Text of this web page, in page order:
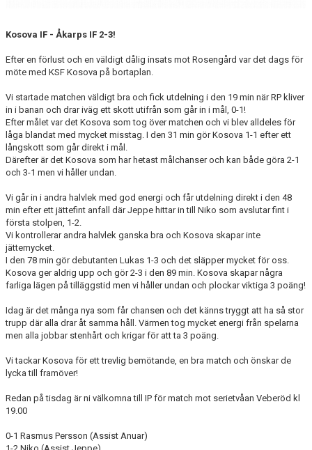
Kosova IF - Åkarps IF 2-3!
Efter en förlust och en väldigt dålig insats mot Rosengård var det dags för
möte med KSF Kosova på bortaplan.
Vi startade matchen väldigt bra och fick utdelning i den 19 min när RP kliver
in i banan och drar iväg ett skott utifrån som går in i mål, 0-1!
Efter målet var det Kosova som tog över matchen och vi blev alldeles för
låga blandat med mycket misstag. I den 31 min gör Kosova 1-1 efter ett
långskott som går direkt i mål.
Därefter är det Kosova som har hetast målchanser och kan både göra 2-1
och 3-1 men vi håller undan.
Vi går in i andra halvlek med god energi och får utdelning direkt i den 48
min efter ett jättefint anfall där Jeppe hittar in till Niko som avslutar fint i
första stolpen, 1-2.
Vi kontrollerar andra halvlek ganska bra och Kosova skapar inte
jättemycket.
I den 78 min gör debutanten Lukas 1-3 och det släpper mycket för oss.
Kosova ger aldrig upp och gör 2-3 i den 89 min. Kosova skapar några
farliga lägen på tilläggstid men vi håller undan och plockar viktiga 3 poäng!
Idag är det många nya som får chansen och det känns tryggt att ha så stor
trupp där alla drar åt samma håll. Värmen tog mycket energi från spelarna
men alla jobbar stenhårt och krigar för att ta 3 poäng.
Vi tackar Kosova för ett trevlig bemötande, en bra match och önskar de
lycka till framöver!
Redan på tisdag är ni välkomna till IP för match mot serietvåan Veberöd kl
19.00
0-1 Rasmus Persson (Assist Anuar)
1-2 Niko (Assist Jeppe)